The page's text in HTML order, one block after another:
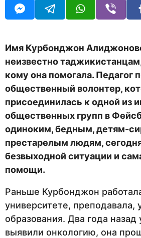
R
н
д
Имя Курбонджон
неизвестно таджикистанцам
кому она помогала. Педагог
общественный волонтер,
присоединилась к одной из
общественных групп в
одиноким, бедным, детям-
престарелым людям,
безвыходной ситуации и
помощи.
Раньше Курбонджон
университете, преподавала,
образования. Два года
выявили онкологию, она